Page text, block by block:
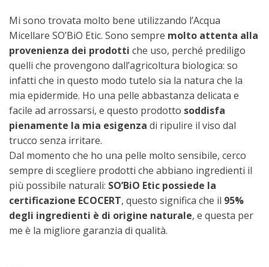
Mi sono trovata molto bene utilizzando l’Acqua
Micellare SO’BiO Etic. Sono sempre molto attenta alla
provenienza dei prodotti che uso, perché prediligo
quelli che provengono dall’agricoltura biologica: so
infatti che in questo modo tutelo sia la natura che la
mia epidermide. Ho una pelle abbastanza delicata e
facile ad arrossarsi, e questo prodotto soddisfa
pienamente la mia esigenza di ripulire il viso dal
trucco senza irritare.
Dal momento che ho una pelle molto sensibile, cerco
sempre di scegliere prodotti che abbiano ingredienti il
più possibile naturali: SO’BiO Etic possiede la
certificazione ECOCERT, questo significa che il 95%
degli ingredienti è di origine naturale, e questa per
me è la migliore garanzia di qualità.